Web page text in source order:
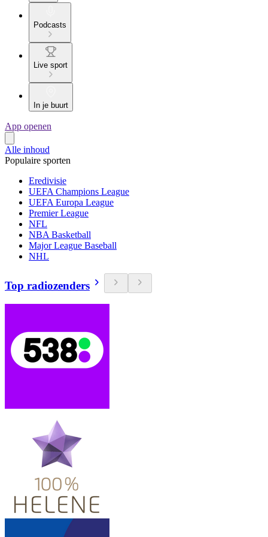
Podcasts
Live sport
In je buurt
App openen
Alle inhoud
Populaire sporten
Eredivisie
UEFA Champions League
UEFA Europa League
Premier League
NFL
NBA Basketball
Major League Baseball
NHL
Top radiozenders